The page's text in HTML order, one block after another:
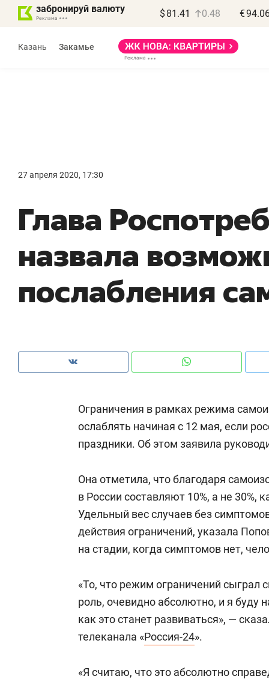
забронируй валюту $ 81.41 0.48 €
Казань Закамье
27 апреля 2020, 17:30
Глава
назвала
послабления
Ограничения в рамках режима
ослаблять начиная с 12 мая, если
праздники. Об этом заявила
Она отметила, что благодаря
в России составляют 10%, а не 30%,
Удельный вес случаев без
действия ограничений, указала
на стадии, когда симптомов нет,
«То, что режим ограничений
роль, очевидно абсолютно, и я буду
как это станет развиваться», —
телеканала «Россия-24».
«Я считаю, что это абсолютно
правил, бизнес может
потерять минимум
Как бизнесу выйти на зарубежные
рынки, почему надо знать аксакалов и
чем интересен Оман?
ниндзя-зал: как ТРЦ «Франт»
стал Меккой для любителей
Рекомендуем
когда
свою